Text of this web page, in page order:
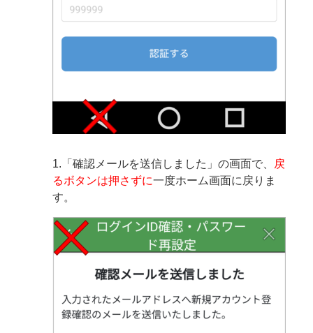
1.「確認メールを送信しました」の画面で、
戻
るボタンは押さずに一度ホーム画面に戻りま
す。